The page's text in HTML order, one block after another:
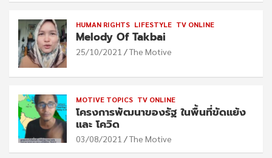
HUMAN RIGHTS LIFESTYLE TV ONLINE
Melody Of Takbai
25/10/2021 The Motive
MOTIVE TOPICS TV ONLINE
โครงการพัฒนาของรัฐ ในพื้นที่ขัดแย้ง
และ โควิด
03/08/2021 The Motive